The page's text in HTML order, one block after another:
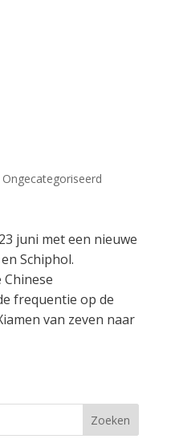
Ongecategoriseerd
juni met een nieuwe
Schiphol.
frequentie op de
van zeven naar
Zoeken